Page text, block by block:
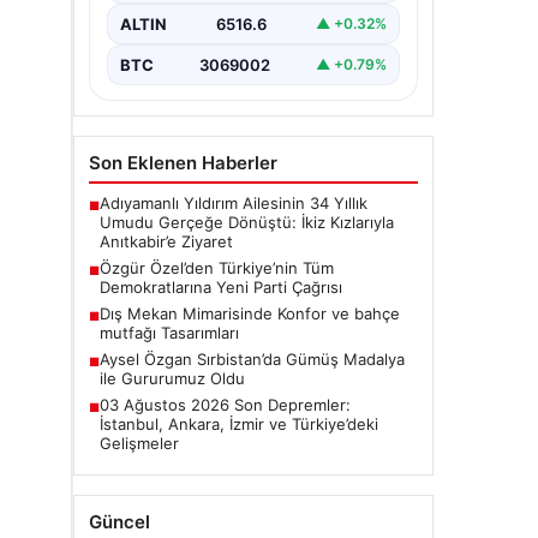
…
ALTIN 6516.6 ▲ +0.32%
BTC 3069002 ▲ +0.79%
Son Eklenen Haberler
■Adıyamanlı Yıldırım Ailesinin 34 Yıllık
Umudu Gerçeğe Dönüştü: İkiz Kızlarıyla
Anıtkabir’e Ziyaret
■Özgür Özel’den Türkiye’nin Tüm
Demokratlarına Yeni Parti Çağrısı
■Dış Mekan Mimarisinde Konfor ve bahçe
mutfağı Tasarımları
■Aysel Özgan Sırbistan’da Gümüş Madalya
ile Gururumuz Oldu
■03 Ağustos 2026 Son Depremler:
İstanbul, Ankara, İzmir ve Türkiye’deki
Gelişmeler
Güncel